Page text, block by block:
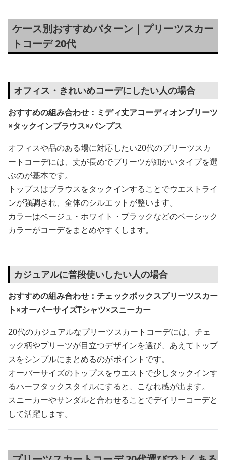
ケース別おすすめパターン｜プリーツスカー
トコーデ 20代
オフィス・きれいめコーデにしたい人の場合
おすすめの組み合わせ：ミディ丈アコーディオンプリーツ
×タックインブラウス×パンプス
オフィスや品のある場に対応したい20代のプリーツスカ
ートコーデには、丈が長めでプリーツが細かいタイプを選
ぶのが基本です。
トップスはブラウスをタックインすることでウエストライ
ンが強調され、全体のシルエットが整います。
カラーはベージュ・ホワイト・ブラックなどのベーシック
カラーがコーデをまとめやすくします。
カジュアルに普段使いしたい人の場合
おすすめの組み合わせ：チェックボックスプリーツスカー
ト×オーバーサイズTシャツ×スニーカー
20代のカジュアルなプリーツスカートコーデには、チェ
ック柄やプリーツが目立つデザインを選び、あえてトップ
スをシンプルにまとめるのがポイントです。
オーバーサイズのトップスをウエストで少しタックインす
るハーフタックスタイルにすると、こなれ感が出ます。
スニーカーやサンダルと合わせることでデイリーコーデと
して活躍します。